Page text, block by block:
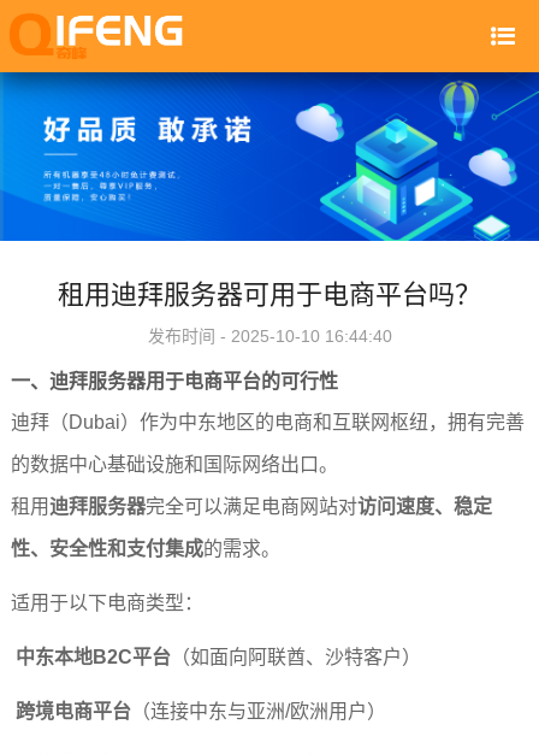
租用迪拜服务器可用于电商平台吗？
发布时间 - 2025-10-10 16:44:40
一、 迪拜服务器用于电商平台的可行性
迪拜（Dubai）作为中东地区的电商和互联网枢纽，拥有完善
的数据中心基础设施和国际网络出口。
租用迪拜服务器完全可以满足电商网站对访问速度、稳定
性、安全性和支付集成的需求。
适用于以下电商类型：
中东本地B2C平台（如面向阿联酋、沙特客户）
跨境电商平台（连接中东与亚洲/欧洲用户）